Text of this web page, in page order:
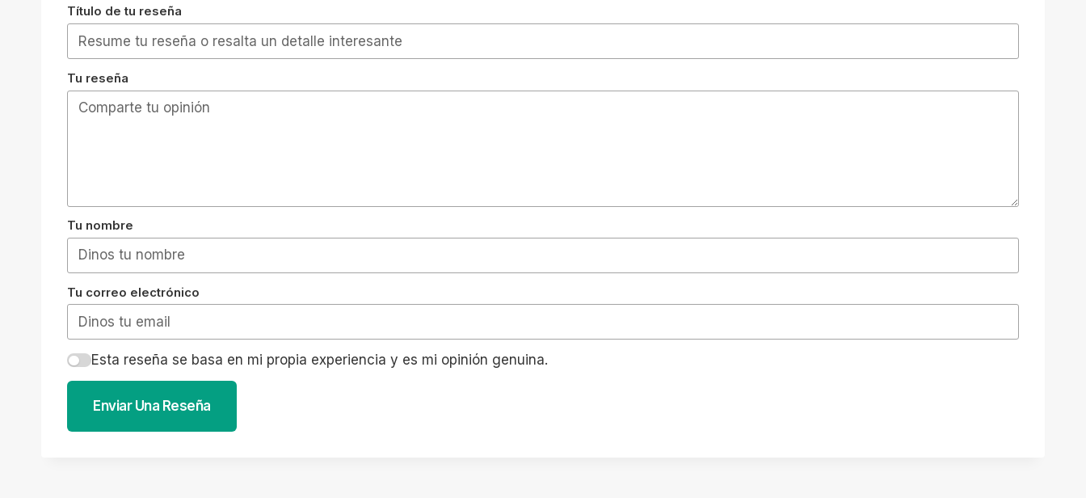
Título de tu reseña
Tu reseña
Tu nombre
Tu correo electrónico
Esta reseña se basa en mi propia experiencia y es mi opinión genuina.
Enviar Una Reseña